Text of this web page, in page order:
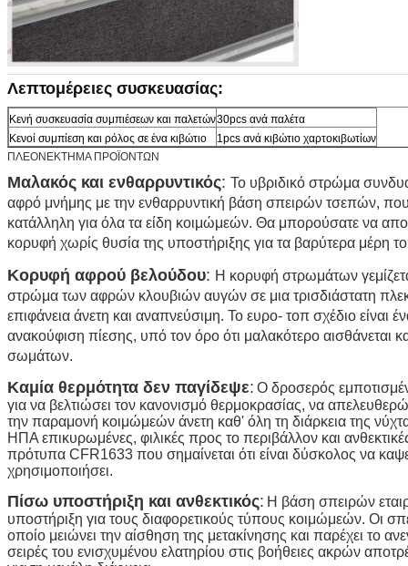
Λεπτομέρειες συσκευασίας:
Κενή συσκευασία συμπιέσεων και παλετών30pcs ανά παλέτα
Κενοί συμπίεση και ρόλος σε ένα κιβώτιο
1pcs ανά κιβώτιο χαρτοκιβωτίων
ΠΛΕΟΝΕΚΤΗΜΑ ΠΡΟΪΟΝΤΩΝ
Μαλακός και ενθαρρυντικός: Το υβριδικό στρώμα
αφρό μνήμης με την ενθαρρυντική βάση σπειρών τσεπών, που
κατάλληλη για όλα τα είδη κοιμώμεών. Θα μπορούσατε να
κορυφή χωρίς θυσία της υποστήριξης για τα βαρύτερα μέρη
Κορυφή αφρού βελούδου: Η κορυφή στρωμάτων
στρώμα των αφρών κλουβιών αυγών σε μια τρισδιάστατη
επιφάνεια άνετη και αναπνεύσιμη. Το ευρο- τοπ σχέδιο είναι
ανακούφιση πίεσης, υπό τον όρο ότι μαλακότερο αισθάνεται
σωμάτων.
Καμία θερμότητα δεν παγίδεψε: Ο δροσερός
για να βελτιώσει τον κανονισμό θερμοκρασίας, να
την παραμονή κοιμώμεών άνετη καθ' όλη τη διάρκεια της
ΗΠΑ επικυρωμένες, φιλικές προς το περιβάλλον και
πρότυπα CFR1633 που σημαίνεται ότι είναι δύσκολος να
χρησιμοποιήσει.
Πίσω υποστήριξη και ανθεκτικός: Η βάση σπειρών
υποστήριξη για τους διαφορετικούς τύπους κοιμώμεών. Οι
οποίο μειώνει την αίσθηση της μετακίνησης και παρέχει το
σειρές του ενισχυμένου ελατηρίου στις βοήθειες ακρών